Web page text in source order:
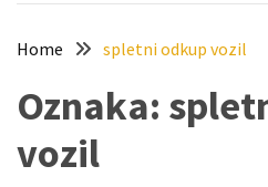
dedku
spremenil
življenje
Zelo
Home spletni odkup vozil
Oznaka:
vozil